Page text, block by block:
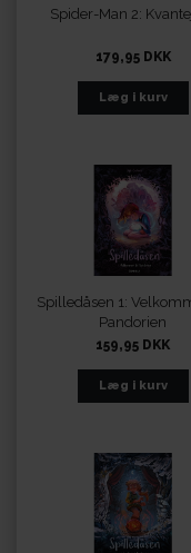
Spider-Man 2:
179,95 DKK
Spilledåsen 1:
Pandorien
159,95 DKK